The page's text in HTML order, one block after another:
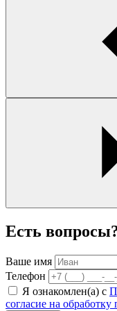
Есть
Ваше имя
Телефон
Я ознакомлен(а) с
согласие на